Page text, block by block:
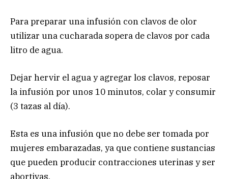
Para preparar una infusión con clavos de olor
utilizar una cucharada sopera de clavos por cada
litro de agua.
Dejar hervir el agua y agregar los clavos, reposar
la infusión por unos 10 minutos, colar y consumir
(3 tazas al día).
Esta es una infusión que no debe ser tomada por
mujeres embarazadas, ya que contiene sustancias
que pueden producir contracciones uterinas y ser
abortivas.